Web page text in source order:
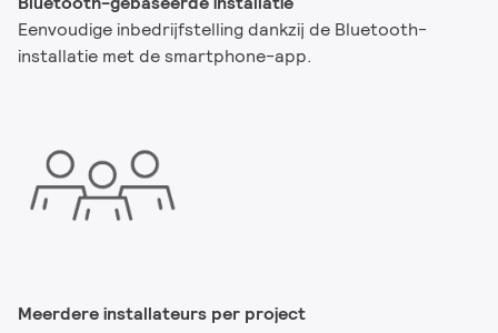
Eenvoudige inbedrijfstelling dankzij de Bluetooth-
installatie met de smartphone-app.
Meerdere installateurs per project